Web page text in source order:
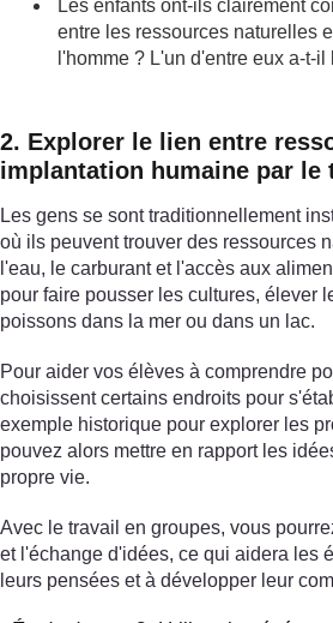
Les enfants ont-ils clairement
entre les ressources naturelles
l'homme ? L'un d'entre eux a-t-
2. Explorer le lien entre
implantation humaine par le
Les gens se sont traditionnellement
où ils peuvent trouver des ressources
l'eau, le carburant et l'accès aux
pour faire pousser les cultures, élever
poissons dans la mer ou dans un lac.
Pour aider vos élèves à comprendre
choisissent certains endroits pour
exemple historique pour explorer les
pouvez alors mettre en rapport les
propre vie.
Avec le travail en groupes, vous
et l'échange d'idées, ce qui aidera les
leurs pensées et à développer leur